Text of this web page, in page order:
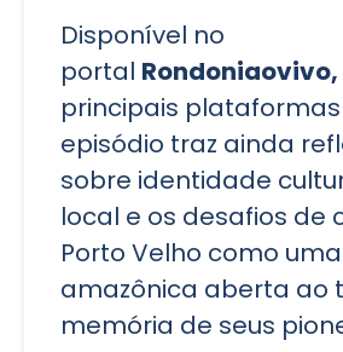
Disponível no
portal Rondoniaovivo,
principais
episódio traz ainda
sobre identidade
local e os desafios de
Porto Velho como
amazônica aberta ao
memória de seus